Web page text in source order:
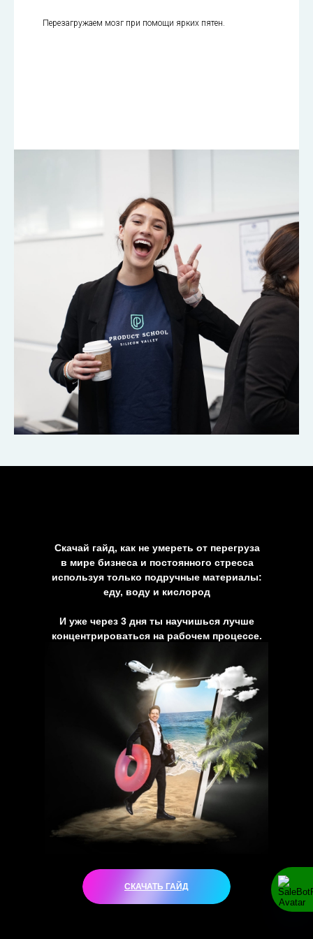
Перезагружаем мозг при помощи ярких пятен.
СКАЧАТЬ ГАЙД
Скачай гайд, как не умереть от перегруза
в мире бизнеса и постоянного стресса
используя только подручные материалы:
еду, воду и кислород
И уже через 3 дня ты научишься лучше
концентрироваться на рабочем процессе.